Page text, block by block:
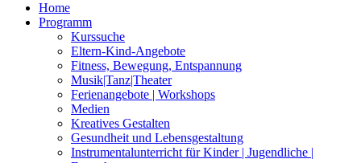
Home
Programm
Kurssuche
Eltern-Kind-Angebote
Fitness, Bewegung, Entspannung
Musik|Tanz|Theater
Ferienangebote | Workshops
Medien
Kreatives Gestalten
Gesundheit und Lebensgestaltung
Instrumentalunterricht für Kinder | Jugendliche |